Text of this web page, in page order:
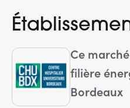
Ce
filière
Bordeaux